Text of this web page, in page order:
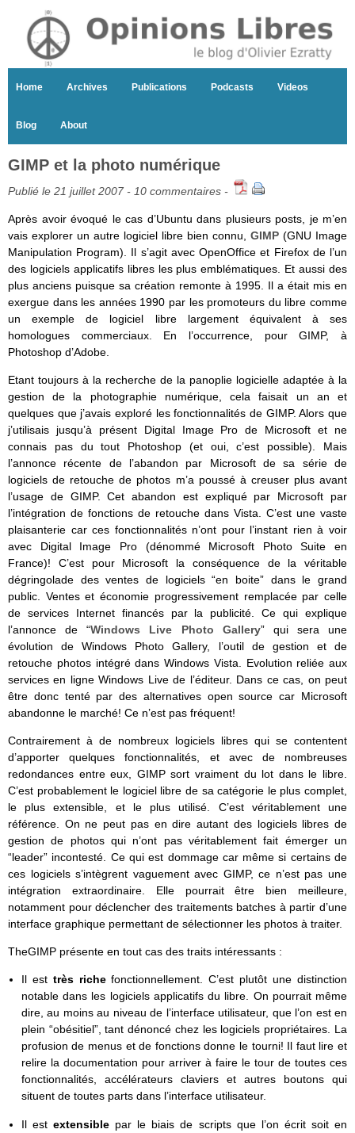
Home Archives Publications Podcasts Videos
Blog About
GIMP et la photo numérique
Publié le 21 juillet 2007 - 10 commentaires -
Après avoir évoqué le cas d’Ubuntu dans plusieurs posts, je m’en
vais explorer un autre logiciel libre bien connu, GIMP (GNU Image
Manipulation Program). Il s’agit avec OpenOffice et Firefox de l’un
des logiciels applicatifs libres les plus emblématiques. Et aussi des
plus anciens puisque sa création remonte à 1995. Il a était mis en
exergue dans les années 1990 par les promoteurs du libre comme
un exemple de logiciel libre largement équivalent à ses
homologues commerciaux. En l’occurrence, pour GIMP, à
Photoshop d’Adobe.
Etant toujours à la recherche de la panoplie logicielle adaptée à la
gestion de la photographie numérique, cela faisait un an et
quelques que j’avais exploré les fonctionnalités de GIMP. Alors que
j’utilisais jusqu’à présent Digital Image Pro de Microsoft et ne
connais pas du tout Photoshop (et oui, c’est possible). Mais
l’annonce récente de l’abandon par Microsoft de sa série de
logiciels de retouche de photos m’a poussé à creuser plus avant
l’usage de GIMP. Cet abandon est expliqué par Microsoft par
l’intégration de fonctions de retouche dans Vista. C’est une vaste
plaisanterie car ces fonctionnalités n’ont pour l’instant rien à voir
avec Digital Image Pro (dénommé Microsoft Photo Suite en
France)! C’est pour Microsoft la conséquence de la véritable
dégringolade des ventes de logiciels “en boite” dans le grand
public. Ventes et économie progressivement remplacée par celle
de services Internet financés par la publicité. Ce qui explique
l’annonce de “Windows Live Photo Gallery” qui sera une
évolution de Windows Photo Gallery, l’outil de gestion et de
retouche photos intégré dans Windows Vista. Evolution reliée aux
services en ligne Windows Live de l’éditeur. Dans ce cas, on peut
être donc tenté par des alternatives open source car Microsoft
abandonne le marché! Ce n’est pas fréquent!
Contrairement à de nombreux logiciels libres qui se contentent
d’apporter quelques fonctionnalités, et avec de nombreuses
redondances entre eux, GIMP sort vraiment du lot dans le libre.
C’est probablement le logiciel libre de sa catégorie le plus complet,
le plus extensible, et le plus utilisé. C’est véritablement une
référence. On ne peut pas en dire autant des logiciels libres de
gestion de photos qui n’ont pas véritablement fait émerger un
“leader” incontesté. Ce qui est dommage car même si certains de
ces logiciels s’intègrent vaguement avec GIMP, ce n’est pas une
intégration extraordinaire. Elle pourrait être bien meilleure,
notamment pour déclencher des traitements batches à partir d’une
interface graphique permettant de sélectionner les photos à traiter.
TheGIMP présente en tout cas des traits intéressants :
Il est très richefonctionnellement. C’est plutôt une distinction
notable dans les logiciels applicatifs du libre. On pourrait même
dire, au moins au niveau de l’interface utilisateur, que l’on est en
plein “obésitiel”, tant dénoncé chez les logiciels propriétaires. La
profusion de menus et de fonctions donne le tourni! Il faut lire et
relire la documentation pour arriver à faire le tour de toutes ces
fonctionnalités, accélérateurs claviers et autres boutons qui
situent de toutes parts dans l’interface utilisateur.
Il estextensible par le biais de scripts que l’on écrit soit en